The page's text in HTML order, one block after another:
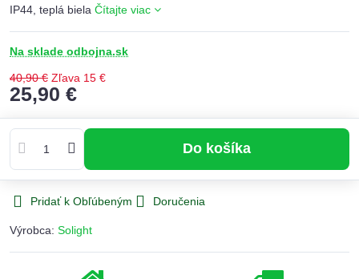
IP44, teplá biela Čítajte viac
Na sklade odbojna.sk
40,90 € Zľava 15 €
25,90 €
Do košíka
Pridať k Obľúbeným Doručenia
Výrobca: Solight